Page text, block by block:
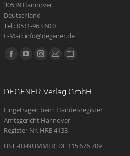
30539 Hannover
Deutschland
Tel.: 0511-963 60 0
E-Mail: info@degener.de
Finden Sie uns auf:
Facebook
new
window
YouTube
new
window
Instagram
new
window
E-
opens
in
new
Website
new
DEGENER Verlag GmbH
Eingetragen beim Handelsregister
Amtsgericht Hannover
Register-Nr. HRB 4133
UST.-ID-NUMMER: DE 115 676 709